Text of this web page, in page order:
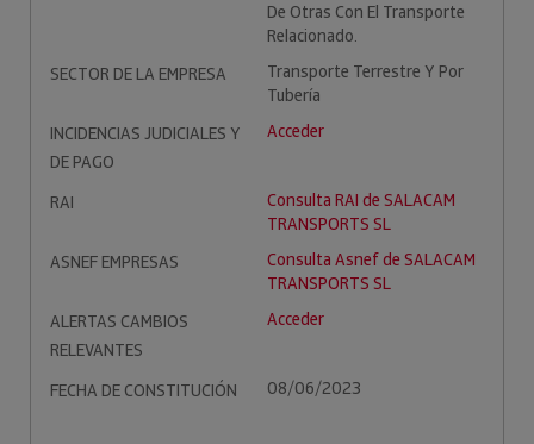
De Otras Con El Transporte
Relacionado.
SECTOR DE LA EMPRESA
Transporte Terrestre Y Por
Tubería
INCIDENCIAS JUDICIALES Y
DE PAGO
Acceder
RAI
Consulta RAI de SALACAM
TRANSPORTS SL
ASNEF EMPRESAS
Consulta Asnef de SALACAM
TRANSPORTS SL
ALERTAS CAMBIOS
RELEVANTES
Acceder
FECHA DE CONSTITUCIÓN 08/06/2023